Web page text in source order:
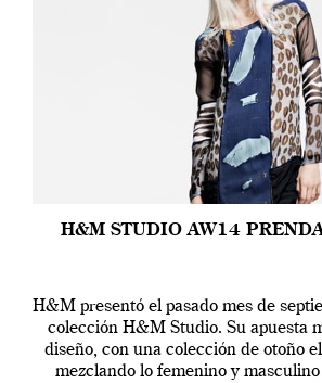
H&M STUDIO AW14
H&M presentó el pasado mes de
colección H&M Studio. Su apuesta
diseño, con una colección de otoño
mezclando lo femenino y